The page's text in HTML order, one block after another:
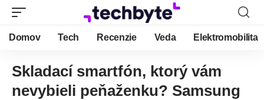
Domov Tech Recenzie Veda Elektromobilita
Skladací smartfón, ktorý vám
nevybieli peňaženku? Samsung